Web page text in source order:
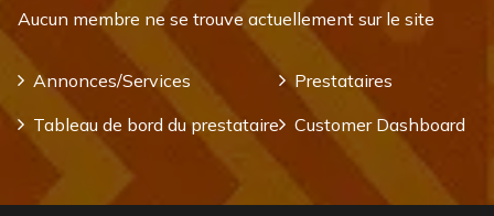
Aucun membre ne se trouve actuellement sur le site
Annonces/Services
Prestataires
Tableau de bord du prestataire
Customer Dashboard